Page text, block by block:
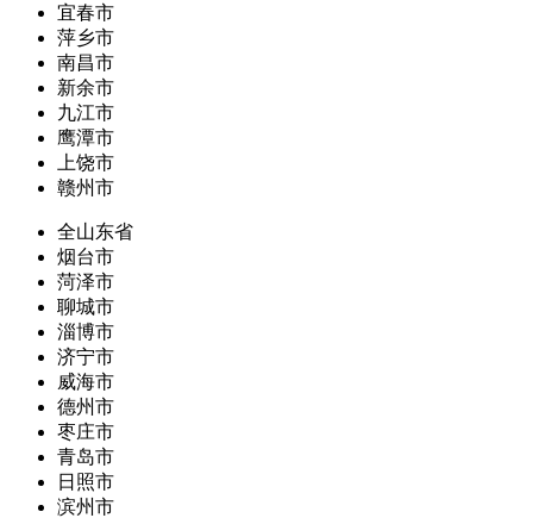
宜春市
萍乡市
南昌市
新余市
九江市
鹰潭市
上饶市
赣州市
全山东省
烟台市
菏泽市
聊城市
淄博市
济宁市
威海市
德州市
枣庄市
青岛市
日照市
滨州市